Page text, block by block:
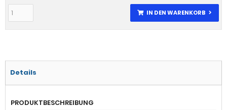
IN DEN WARENKORB
Details
PRODUKTBESCHREIBUNG